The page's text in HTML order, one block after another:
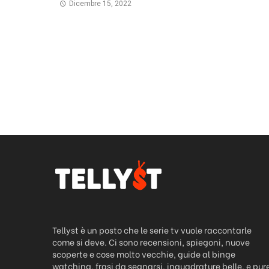
Dicembre 15, 2022
Tellyst è un posto che le serie tv vuole raccontarle
come si deve. Ci sono recensioni, spiegoni, nuove
scoperte e cose molto vecchie, guide al binge
watching, frasi da segnarsi, inquadrature belle, e